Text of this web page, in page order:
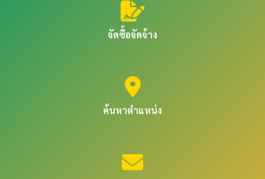
จัดซื้อจัดจ้าง
ค้นหาตำแหน่ง